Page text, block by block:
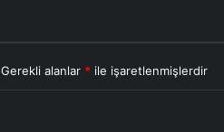
Gerekli alanlar * ile işaretlenmişlerdir